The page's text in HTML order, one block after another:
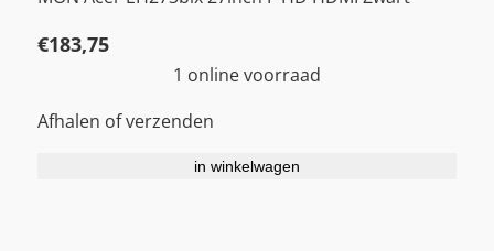
€183,75
1 online voorraad
Afhalen of verzenden
in winkelwagen